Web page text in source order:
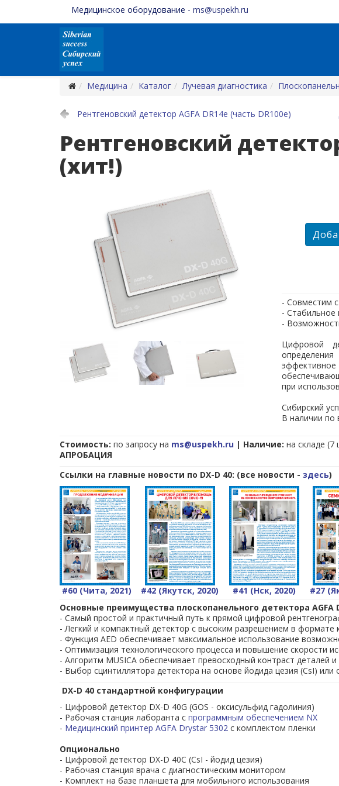
Медицинское оборудование - ms@uspekh.ru
Медицина Каталог Лучевая диагностика
Рентгеновский детектор AGFA DR14e (часть DR100e)
Рентгеновский
(хит!)
- Совместим
- Стабильное
-
Цифровой
при
Сибирский
В наличии по
Стоимость: по запросу на ms@uspekh.ru | Наличие: на складе (7
АПРОБАЦИЯ
Ссылки на главные новости по DX-D 40: (все новости - здесь)
#60 (Чита, 2021) #42 (Якутск, 2020) #41 (Нск, 2020)
#27
Основные преимущества плоскопанельного детектора AGFA
- Самый простой и практичный путь к прямой цифровой
- Легкий и компактный детектор с высоким разрешением в формате
- Функция AED обеспечивает максимальное использование
- Оптимизация технологического процесса и повышение скорости
- Алгоритм MUSICA обеспечивает превосходный контраст деталей
- Выбор сцинтиллятора детектора на основе йодида цезия (CsI) или
DX-D 40 стандартной конфигурации
- Цифровой детектор DX-D 40G (GOS - оксисульфид гадолиния)
- Рабочая станция лаборанта с программным обеспечением NX
- Медицинский принтер AGFA Drystar 5302 с комплектом пленки
Опционально
- Цифровой детектор DX-D 40C (CsI - йодид цезия)
- Рабочая станция врача с диагностическим монитором
- Комплект на базе планшета для мобильного использования
Материалы для просмотра/скачивания:
Брошюра на детектор AGFA DX-D40 -
SU_DX-D40_Brochure.pdf
- демо-диск со снимками, полученными на плоскопанельном
- тублицу технических характеристик плоскопанельного
- регистрационное удостоверение на плоскопанельный
Для того, чтобы узнать стоимостьдетектора AGFA DX-D 40,
обратитесь к Вашему персональному менеджеру:
Кононенко Дмитрий Александрович
Руководитель подразделения модернизации медицинского
т/ф.: (383) 373-07-03 доб. 111 м.т.: +7-913-209-97-24
e-mail:ms@uspekh.ru
Компания"Сибирский успех"
компанииAgfa N.V.- одного из
материалов и оборудования для